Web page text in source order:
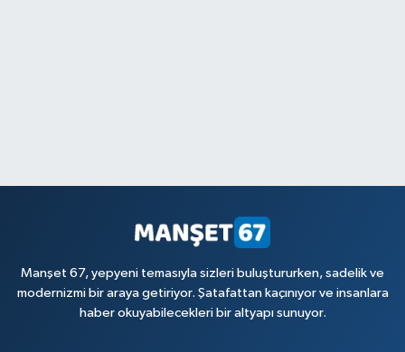
Manşet 67, yepyeni temasıyla sizleri buluştururken, sadelik ve
modernizmi bir araya getiriyor. Şatafattan kaçınıyor ve insanlara
haber okuyabilecekleri bir altyapı sunuyor.